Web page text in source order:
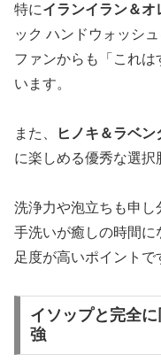
特にイランイラン＆オ
ック ハンドウォッシ
ファンからも「これ
います。
また、 ヒノキ＆ラベン
に楽しめる優秀な選択
洗浄力や泡立ちも申
手洗いが癒しの時間
足度が高いポイントで
イソップと完全
強